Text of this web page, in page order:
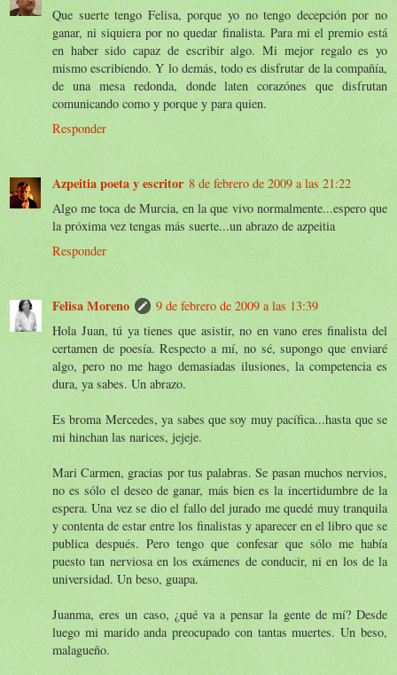
Que suerte tengo Felisa, porque yo no tengo decepción por no
ganar, ni siquiera por no quedar finalista. Para mi el premio está
en haber sido capaz de escribir algo. Mi mejor regalo es yo
mismo escribiendo. Y lo demás, todo es disfrutar de la compañía,
de una mesa redonda, donde laten corazónes que disfrutan
comunicando como y porque y para quien.
Responder
Azpeitia poeta y escritor 8 de febrero de 2009 a las 21:22
Algo me toca de Murcia, en la que vivo normalmente...espero que
la próxima vez tengas más suerte...un abrazo de azpeitia
Responder
Felisa Moreno
9 de febrero de 2009 a las 13:39
Hola Juan, tú ya tienes que asistir, no en vano eres finalista del
certamen de poesía. Respecto a mí, no sé, supongo que enviaré
algo, pero no me hago demasiadas ilusiones, la competencia es
dura, ya sabes. Un abrazo.
Es broma Mercedes, ya sabes que soy muy pacífica...hasta que se
mi hinchan las narices, jejeje.
Mari Carmen, gracias por tus palabras. Se pasan muchos nervios,
no es sólo el deseo de ganar, más bien es la incertidumbre de la
espera. Una vez se dio el fallo del jurado me quedé muy tranquila
y contenta de estar entre los finalistas y aparecer en el libro que se
publica después. Pero tengo que confesar que sólo me había
puesto tan nerviosa en los exámenes de conducir, ni en los de la
universidad. Un beso, guapa.
Juanma, eres un caso, ¿qué va a pensar la gente de mí? Desde
luego mi marido anda preocupado con tantas muertes. Un beso,
malagueño.